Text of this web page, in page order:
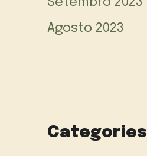
Agosto 2023
Categories